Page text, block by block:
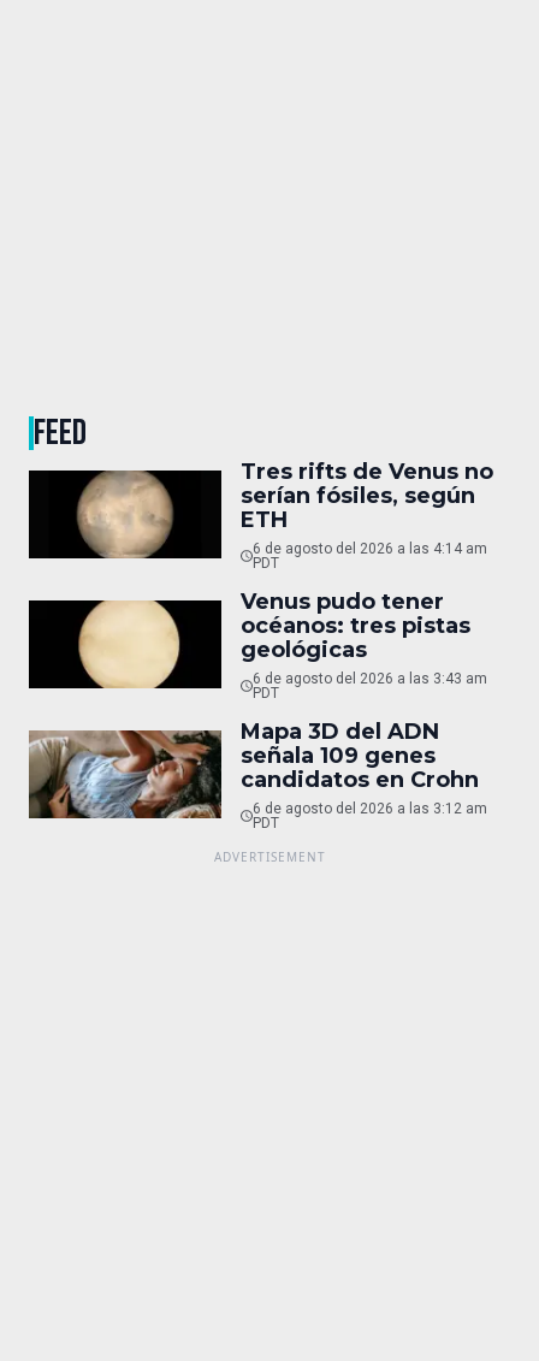
FEED
Tres rifts de Venus no
serían fósiles, según
ETH
6 de agosto del 2026 a las 4:14 am
PDT
Venus pudo tener
océanos: tres pistas
geológicas
6 de agosto del 2026 a las 3:43 am
PDT
Mapa 3D del ADN
señala 109 genes
candidatos en Crohn
6 de agosto del 2026 a las 3:12 am
PDT